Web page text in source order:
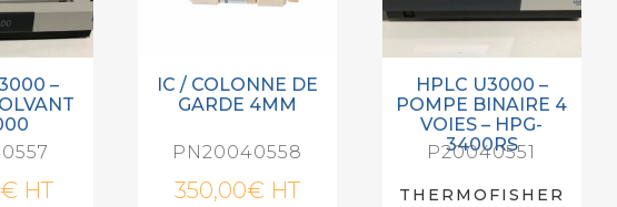
–
€ HT
IC / COLONNE DE
GARDE 4MM
PN20040558
350,00€ HT
HPLC U3000 –
POMPE BINAIRE 4
VOIES – HPG-
3400RS
P20040551
THERMOFISHER